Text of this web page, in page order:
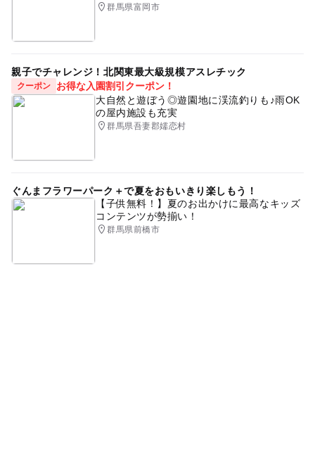
群馬県富岡市
親子でチャレンジ！北関東最大級規模アスレチック
クーポン
お得な入園割引クーポン！
大自然と遊ぼう◎遊園地に渓流釣りも♪雨OK
の屋内施設も充実
群馬県吾妻郡嬬恋村
ぐんまフラワーパーク＋で夏をおもいきり楽しもう！
【子供無料！】夏のお出かけに最高なキッズ
コンテンツが勢揃い！
群馬県前橋市